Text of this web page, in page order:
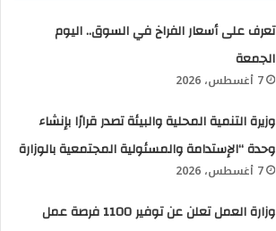
تعرف على أسعار الفراخ في السوق.. اليوم
الجمعة
7 أغسطس، 2026
وزيرة التنمية المحلية والبيئة تصدر قرارًا بإنشاء
وحدة “الإستدامة والمسئولية المجتمعية بالوزارة
7 أغسطس، 2026
وزارة العمل تعلن عن توفير 1100 فرصة عمل